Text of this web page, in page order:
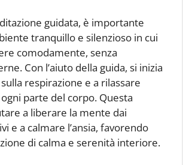
guidata, è importante
tranquillo e silenzioso in cui
comodamente, senza
Con l’aiuto della guida, si inizia
respirazione e a rilassare
parte del corpo. Questa
a liberare la mente dai
e a calmare l’ansia, favorendo
di calma e serenità interiore.